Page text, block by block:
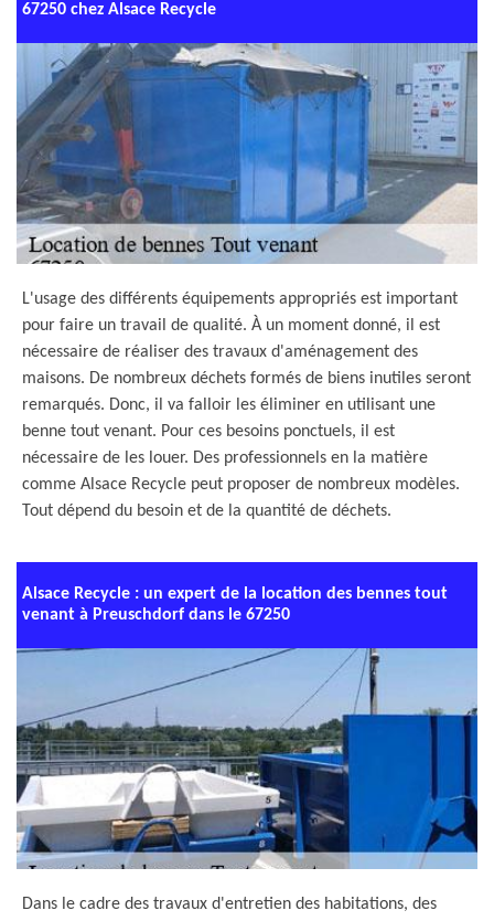
67250 chez Alsace Recycle
L'usage des différents équipements appropriés est important
pour faire un travail de qualité. À un moment donné, il est
nécessaire de réaliser des travaux d'aménagement des
maisons. De nombreux déchets formés de biens inutiles seront
remarqués. Donc, il va falloir les éliminer en utilisant une
benne tout venant. Pour ces besoins ponctuels, il est
nécessaire de les louer. Des professionnels en la matière
comme Alsace Recycle peut proposer de nombreux modèles.
Tout dépend du besoin et de la quantité de déchets.
Alsace Recycle : un expert de la location des bennes tout
venant à Preuschdorf dans le 67250
Dans le cadre des travaux d'entretien des habitations, des